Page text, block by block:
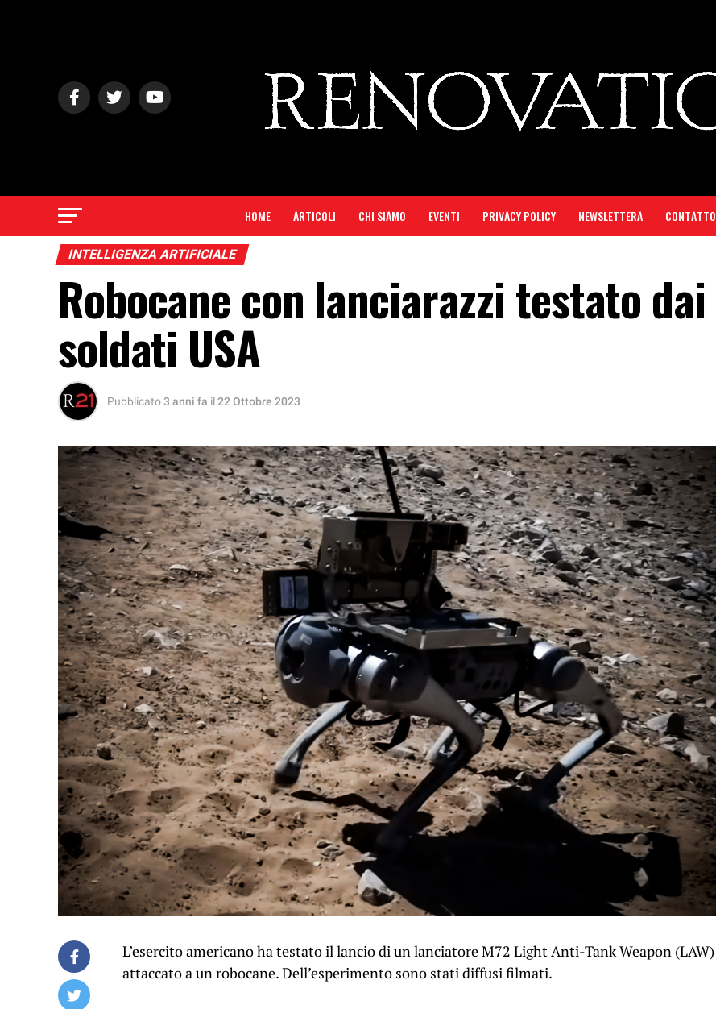
HOME ARTICOLI CHI SIAMO EVENTI PRIVACY POLICY NEWSLETTERA CONTATTO
INTELLIGENZA ARTIFICIALE
Robocane con lanciarazzi testato dai
soldati USA
Pubblicato3 anni fa il22 Ottobre 2023
L’esercito americano ha testato il lancio di un lanciatore M72 Light Anti-Tank Weapon (LAW)
attaccato a un robocane. Dell’esperimento sono stati diffusi filmati.